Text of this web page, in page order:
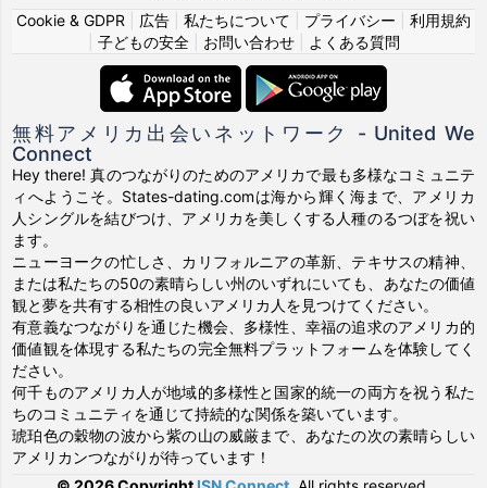
Cookie & GDPR
広告 私たちについて プライバシー
利用規約
子どもの安全| お問い合わせ| よくある質問
無料アメリカ出会いネットワーク - United We
Connect
Hey there! 真のつながりのためのアメリカで最も多様なコミュニテ
ィへようこそ。States-dating.comは海から輝く海まで、アメリカ
人シングルを結びつけ、アメリカを美しくする人種のるつぼを祝い
ます。
ニューヨークの忙しさ、カリフォルニアの革新、テキサスの精神、
または私たちの50の素晴らしい州のいずれにいても、あなたの価値
観と夢を共有する相性の良いアメリカ人を見つけてください。
有意義なつながりを通じた機会、多様性、幸福の追求のアメリカ的
価値観を体現する私たちの完全無料プラットフォームを体験してく
ださい。
何千ものアメリカ人が地域的多様性と国家的統一の両方を祝う私た
ちのコミュニティを通じて持続的な関係を築いています。
琥珀色の穀物の波から紫の山の威厳まで、あなたの次の素晴らしい
アメリカンつながりが待っています！